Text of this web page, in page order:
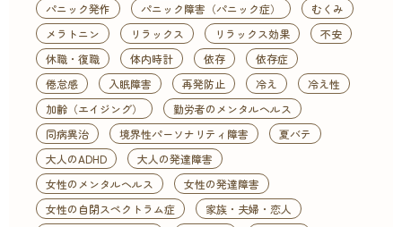
パニック発作
パニック障害（パニック症）
むくみ
メラトニン
リラックス リラックス効果
不安
休職・復職
体内時計 依存
依存症
倦怠感
入眠障害 再発防止 冷え
冷え性
加齢（エイジング）
勤労者のメンタルヘルス
同病異治
境界性パーソナリティ障害
夏バテ
大人のADHD
大人の発達障害
女性のメンタルヘルス
女性の発達障害
女性の自閉スペクトラム症
家族・夫婦・恋人